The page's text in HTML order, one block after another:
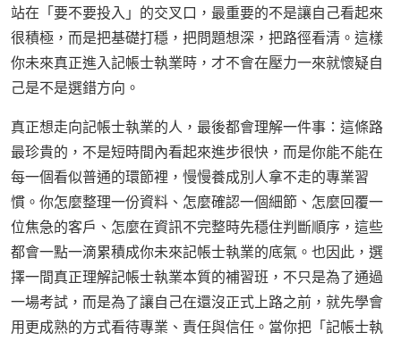
站在「要不要投入」的交叉口，最重要的不是讓自己看起來
很積極，而是把基礎打穩，把問題想深，把路徑看清。這樣
你未來真正進入記帳士執業時，才不會在壓力一來就懷疑自
己是不是選錯方向。
真正想走向記帳士執業的人，最後都會理解一件事：這條路
最珍貴的，不是短時間內看起來進步很快，而是你能不能在
每一個看似普通的環節裡，慢慢養成別人拿不走的專業習
慣。你怎麼整理一份資料、怎麼確認一個細節、怎麼回覆一
位焦急的客戶、怎麼在資訊不完整時先穩住判斷順序，這些
都會一點一滴累積成你未來記帳士執業的底氣。也因此，選
擇一間真正理解記帳士執業本質的補習班，不只是為了通過
一場考試，而是為了讓自己在還沒正式上路之前，就先學會
用更成熟的方式看待專業、責任與信任。當你把「記帳士執